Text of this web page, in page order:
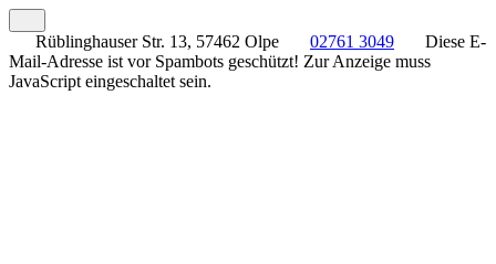
Rüblinghauser Str. 13, 57462 Olpe 02761 3049
Diese E-
Mail-Adresse ist vor Spambots geschützt! Zur Anzeige muss
JavaScript eingeschaltet sein.